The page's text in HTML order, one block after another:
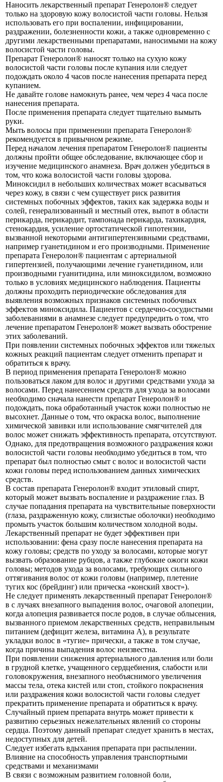
Наносить лекарственный препарат Генеролон® следует
только на здоровую кожу волосистой части головы. Нельзя
использовать его при воспалении, инфицировании,
раздражении, болезненности кожи, а также одновременно с
другими лекарственными препаратами, наносимыми на кожу
волосистой части головы.
Препарат Генеролон® наносят только на сухую кожу
волосистой части головы после купания или следует
подождать около 4 часов после нанесения препарата перед
купанием.
Не давайте голове намокнуть ранее, чем через 4 часа после
нанесения препарата.
После применения препарата следует тщательно вымыть
руки.
Мыть волосы при применении препарата Генеролон®
рекомендуется в привычном режиме.
Перед началом лечения препаратом Генеролон® пациенты
должны пройти общее обследование, включающее сбор и
изучение медицинского анамнеза. Врач должен убедиться в
том, что кожа волосистой части головы здорова.
Миноксидил в небольших количествах может всасываться
через кожу, в связи с чем существует риск развития
системных побочных эффектов, таких как задержка воды и
солей, генерализованный и местный отек, выпот в области
перикарда, перикардит, тампонада перикарда, тахикардия,
стенокардия, усиление ортостатической гипотензии,
вызванной некоторыми антигипертензивными средствами,
например гуанетидином и его производными. Применение
препарата Генеролон® пациентам с артериальной
гипертензией, получающими лечение гуанетидином, или
производными гуанитидина, или миноксидилом, возможно
только в условиях медицинского наблюдения. Пациенты
должны проходить периодические обследования для
выявления возможных признаков системных побочных
эффектов миноксидила. Пациентов с сердечно-сосудистыми
заболеваниями в анамнезе следует предупредить о том, что
лечение препаратом Генеролон® может вызвать обострение
этих заболеваний.
При появлении системных побочных эффектов или тяжелых
кожных реакций пациентам следует отменить препарат и
обратиться к врачу.
В период применения препарата Генеролон® можно
пользоваться лаком для волос и другими средствами ухода за
волосами. Перед нанесением средств для ухода за волосами
необходимо сначала нанести препарат Генеролон® и
подождать, пока обработанный участок кожи полностью не
высохнет. Данные о том, что окраска волос, выполнение
химической завивки или использование смягчителей для
волос может снижать эффективность препарата, отсутствуют.
Однако, для предотвращения возможного раздражения кожи
волосистой части головы необходимо убедиться в том, что
препарат был полностью смыт с волос и волосистой части
кожи головы перед использованием данных химических
средств.
В состав препарата Генеролон® входит этиловый спирт,
который может вызвать воспаление и раздражение глаз. В
случае попадания препарата на чувствительные поверхности
(глаза, раздраженную кожу, слизистые оболочки) необходимо
промыть участок большим количеством холодной воды.
Лекарственный препарат не будет эффективен при
использовании: фена сразу после нанесения препарата на
кожу головы; средств по уходу за волосами, которые могут
вызвать образование рубцов, а также глубокие ожоги кожи
головы; методов ухода за волосами, требующих сильного
оттягивания волос от кожи головы (например, плетение
тугих кос (брейдинг) или прическа «конский хвост»).
Не следует применять лекарственный препарат Генеролон®
в с лучаях внезапного выпадения волос, очаговой алопеции,
когда алопеция развивается после родов, в случае облысения,
вызванного приемом лекарственных средств, неправильным
питанием (дефицит железа, витамина А), в результате
укладки волос в «тугие» прически, а также в том случае,
когда причина выпадения волос неизвестна.
При появлении снижения артериального давления или боли
в грудной клетке, учащенного сердцебиения, слабости или
головокружения, внезапного необъяснимого увеличения
массы тела, отека кистей или стоп, стойкого покраснения
или раздражения кожи волосистой части головы следует
прекратить применение препарата и обратиться к врачу.
Случайный прием препарата внутрь может привести к
развитию серьезных нежелательных явлений со стороны
сердца. Поэтому данный препарат следует хранить в местах,
недоступных для детей.
Следует избегать вдыхания препарата при распылении.
Влияние на способность управления транспортными
средствами и механизмами
В связи с возможным развитием головной боли,